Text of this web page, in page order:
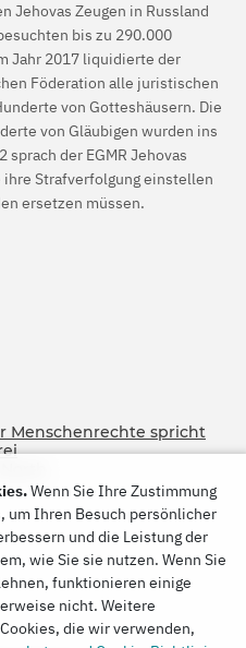
Jehovas Zeugen in Russland
bis zu 290.000
Jahr 2017 liquidierte der
Föderation alle juristischen
von Gotteshäusern. Die
von Gläubigen wurden ins
der EGMR Jehovas
ihre Strafverfolgung einstellen
ersetzen müssen.
Menschenrechte spricht
Wenn Sie Ihre Zustimmung
um Ihren Besuch persönlicher
und die Leistung der
wie Sie sie nutzen. Wenn Sie
funktionieren einige
nicht. Weitere
die wir verwenden,